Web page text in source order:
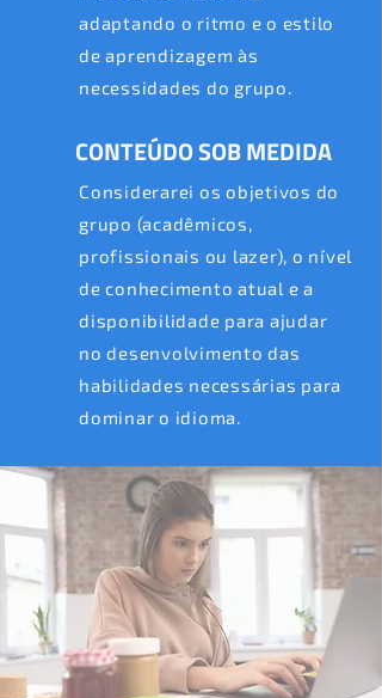
adaptando o ritmo e o estilo
de aprendizagem às
necessidades do grupo.
CONTEÚDO SOB MEDIDA
Considerarei os objetivos do
grupo (acadêmicos,
profissionais ou lazer), o nível
de conhecimento atual e a
disponibilidade para ajudar
no desenvolvimento das
habilidades necessárias para
dominar o idioma.